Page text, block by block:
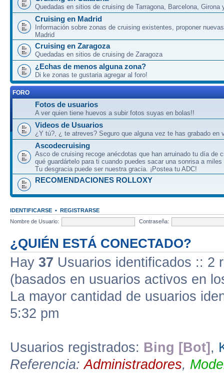
Quedadas en sitios de cruising de Tarragona, Barcelona, Girona
Cruising en Madrid
Información sobre zonas de cruising existentes, proponer
Madrid
Cruising en Zaragoza
Quedadas en sitios de cruising de Zaragoza
¿Echas de menos alguna zona?
Di ke zonas te gustaria agregar al foro!
FORO
Fotos de usuarios
A ver quien tiene huevos a subir fotos suyas en bolas!!
Videos de Usuarios
¿Y tú?, ¿ te atreves? Seguro que alguna vez te has grabado en
Ascodecruising
Asco de cruising recoge anécdotas que han arruinado tu día de
qué guardártelo para ti cuando puedes sacar una sonrisa a miles
Tu desgracia puede ser nuestra gracia. ¡Postea tu ADC!
RECOMENDACIONES ROLLOXY
IDENTIFICARSE • REGISTRARSE
Nombre de Usuario:
Contraseña:
¿QUIÉN ESTÁ CONECTADO?
Hay 37 Usuarios identificados :: 2
(basados en usuarios activos en
La mayor cantidad de usuarios
5:32 pm
Usuarios registrados: Bing [Bot] ,
Referencia:Administradores,